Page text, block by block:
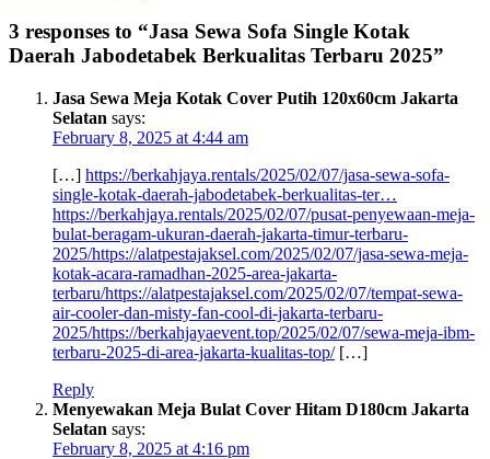
3 responses to “Jasa Sewa Sofa Single Kotak
Daerah Jabodetabek Berkualitas Terbaru 2025”
Jasa Sewa Meja Kotak Cover Putih 120x60cm Jakarta
Selatan says:
February 8, 2025 at 4:44 am
[…] https://berkahjaya.rentals/2025/02/07/jasa-sewa-sofa-
single-kotak-daerah-jabodetabek-berkualitas-ter…
https://berkahjaya.rentals/2025/02/07/pusat-penyewaan-meja-
bulat-beragam-ukuran-daerah-jakarta-timur-terbaru-
2025/https://alatpestajaksel.com/2025/02/07/jasa-sewa-meja-
kotak-acara-ramadhan-2025-area-jakarta-
terbaru/https://alatpestajaksel.com/2025/02/07/tempat-sewa-
air-cooler-dan-misty-fan-cool-di-jakarta-terbaru-
2025/https://berkahjayaevent.top/2025/02/07/sewa-meja-ibm-
terbaru-2025-di-area-jakarta-kualitas-top/[…]
Reply
Menyewakan Meja Bulat Cover Hitam D180cm Jakarta
Selatan says:
February 8, 2025 at 4:16 pm